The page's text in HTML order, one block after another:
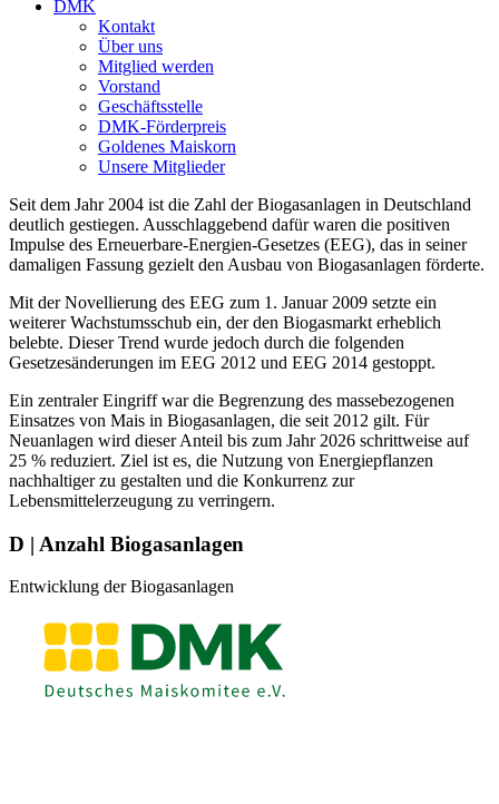
DMK
Kontakt
Über uns
Mitglied werden
Vorstand
Geschäftsstelle
DMK-Förderpreis
Goldenes Maiskorn
Unsere Mitglieder
Seit dem Jahr 2004 ist die Zahl der Biogasanlagen in Deutschland
deutlich gestiegen. Ausschlaggebend dafür waren die positiven
Impulse des Erneuerbare-Energien-Gesetzes (EEG), das in seiner
damaligen Fassung gezielt den Ausbau von Biogasanlagen förderte.
Mit der Novellierung des EEG zum 1. Januar 2009 setzte ein
weiterer Wachstumsschub ein, der den Biogasmarkt erheblich
belebte. Dieser Trend wurde jedoch durch die folgenden
Gesetzesänderungen im EEG 2012 und EEG 2014 gestoppt.
Ein zentraler Eingriff war die Begrenzung des massebezogenen
Einsatzes von Mais in Biogasanlagen, die seit 2012 gilt. Für
Neuanlagen wird dieser Anteil bis zum Jahr 2026 schrittweise auf
25 % reduziert. Ziel ist es, die Nutzung von Energiepflanzen
nachhaltiger zu gestalten und die Konkurrenz zur
Lebensmittelerzeugung zu verringern.
D | Anzahl Biogasanlagen
Entwicklung der Biogasanlagen